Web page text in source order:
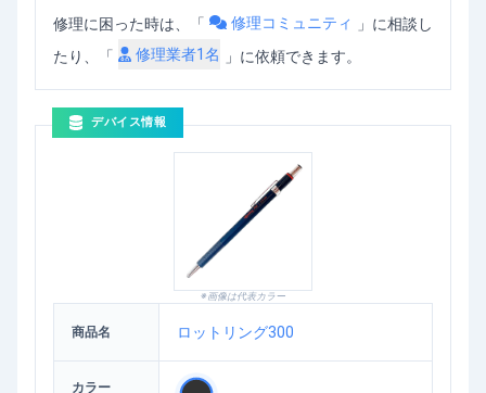
修理に困った時は、「 修理コミュニティ 」 に相談し
たり、「
修理業者1名 」に依頼できます。
デバイス情報
※画像は代表カラー
商品名 ロットリング300
カラー